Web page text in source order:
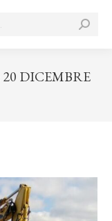
20 DICEMBRE